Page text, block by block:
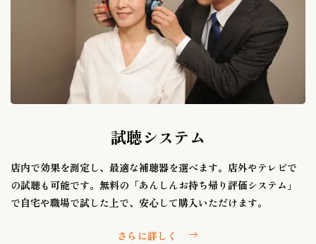
試聴システム
店内で効果を測定し、最適な補聴器を選べます。店外やテレビで
の試聴も可能です。無料の「あんしんお持ち帰り評価システム」
で自宅や職場で試した上で、安心して購入いただけます。
さらに詳しく